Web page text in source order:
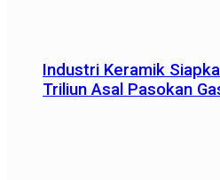
Industri Keramik
Triliun Asal Pasokan